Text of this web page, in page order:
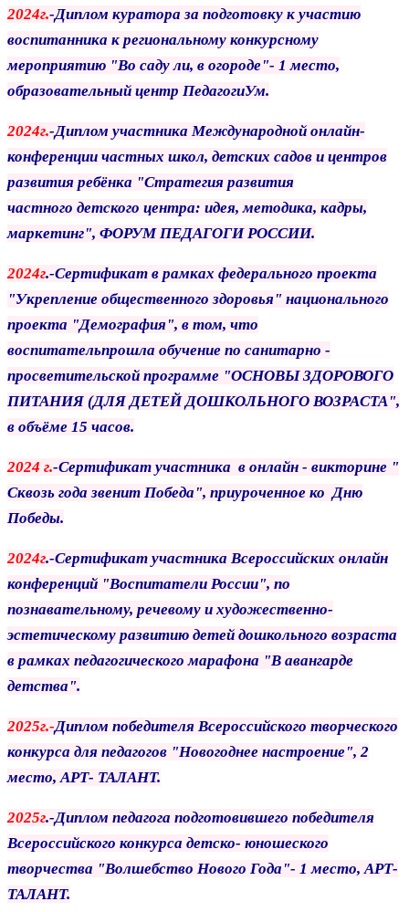
2024г.-Диплом куратора за подготовку к участию
воспитанника к региональному конкурсному
мероприятию "Во саду ли, в огороде"- 1 место,
образовательный центр ПедагогиУм.
2024г.-Диплом участника Международной онлайн-
конференции частных школ, детских садов и центров
развития ребёнка "Стратегия развития
частного детского центра: идея, методика, кадры,
маркетинг", ФОРУМ ПЕДАГОГИРОССИИ.
2024г.-Сертификат в рамках федерального проекта
"Укрепление общественного здоровья" национального
проекта "Демография", в том, что
воспитательпрошла обучение по санитарно -
просветительской программе "ОСНОВЫЗДОРОВОГО
ПИТАНИЯ (ДЛЯ ДЕТЕЙ ДОШКОЛЬНОГО ВОЗРАСТА",
в объёме 15 часов.
2024 г.-Сертификат участника в онлайн - викторине "
Сквозь года звенит Победа", приуроченное ко Дню
Победы.
2024г.-Сертификат участника Всероссийских онлайн
конференций "Воспитатели России", по
познавательному, речевому ихудожественно-
эстетическому развитию детей дошкольного возраста
в рамках педагогического марафона "В авангарде
детства".
2025г.-Диплом победителя Всероссийского творческого
конкурса для педагогов "Новогоднее настроение", 2
место, АРТ- ТАЛАНТ.
2025г.-Диплом педагога подготовившего победителя
Всероссийского конкурса детско- юношеского
творчества "Волшебство Нового Года"- 1 место, АРТ-
ТАЛАНТ.